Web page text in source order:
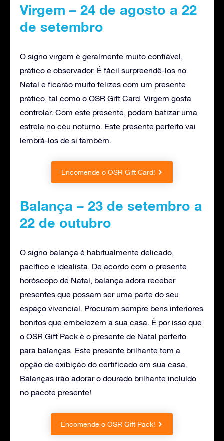
Virgem – 24 de agosto a 22
de setembro
O signo virgem é geralmente muito confiável,
prático e observador. É fácil surpreendê-los no
Natal e ficarão muito felizes com um presente
prático, tal como o OSR Gift Card. Virgem gosta
controlar. Com este presente, podem batizar uma
estrela no céu noturno. Este presente perfeito vai
lembrá-los de si também.
Encomende o OSR Gift Card!
Balança – 23 de setembro a
22 de outubro
O signo balança é habitualmente delicado,
pacífico e idealista. De acordo com o presente
horóscopo de Natal, balança adora receber
presentes que possam ser uma parte do seu
espaço vivencial. Procuram sempre bens interiores
bonitos que embelezem a sua casa. É por isso que
o OSR Gift Pack é o presente de Natal perfeito
para balanças. Este presente brilhante tem a
opção de exibição do certificado em sua casa.
Balanças irão adorar o dourado brilhante incluído
no pacote presente!
Encomende o OSR Gift Pack!